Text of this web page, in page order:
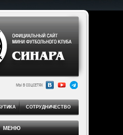
МЫ В СОЦСЕТЯХ
СОТРУДНИЧЕСТВО
МЕНЮ